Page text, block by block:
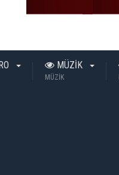
MÜZİK
MÜZİK